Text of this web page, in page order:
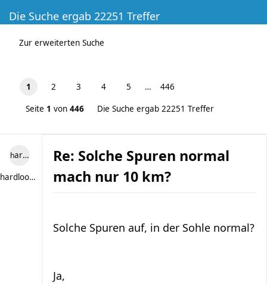
Die Suche ergab 22251 Treffer
Zur erweiterten Suche
1 2 3 4 5 … 446
Seite 1 von 446 Die Suche ergab 22251 Treffer
hardlooper
hardlooper
Re: Solche Spuren normal
mach nur 10 km?
Solche Spuren auf, in der Sohle normal?
Ja,